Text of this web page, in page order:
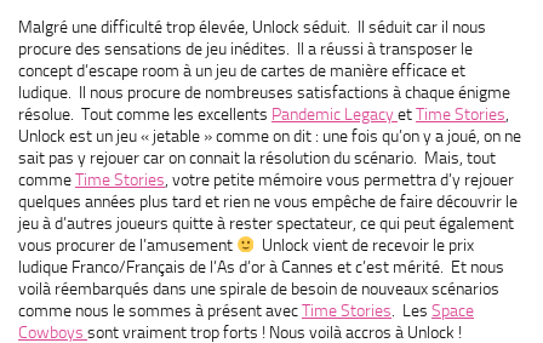
Malgré une difficulté trop élevée, Unlock séduit. Il séduit car il nous
procure des sensations de jeu inédites. Il a réussi à transposer le
concept d’escape room à un jeu de cartes de manière efficace et
ludique. Il nous procure de nombreuses satisfactions à chaque énigme
résolue. Tout comme les excellents Pandemic LegacyetTime Stories
Unlock est un jeu « jetable » comme on dit : une fois qu’on y a joué, on ne
sait pas y rejouer car on connait la résolution du scénario. Mais, tout
commeTime Stories , votre petite mémoire vous permettra d’y rejouer
quelques années plus tard et rien ne vous empêche de faire découvrir le
jeu à d’autres joueurs quitte à rester spectateur, ce qui peut également
vous procurer de l’amusement
Unlock vient de recevoir le prix
ludique Franco/Français de l’As d’or à Cannes et c’est mérité. Et nous
voilà réembarqués dans une spirale de besoin de nouveaux scénarios
comme nous le sommes à présent avecTime Stories . Les Space
Cowboys sont vraiment trop forts ! Nous voilà accros à Unlock !